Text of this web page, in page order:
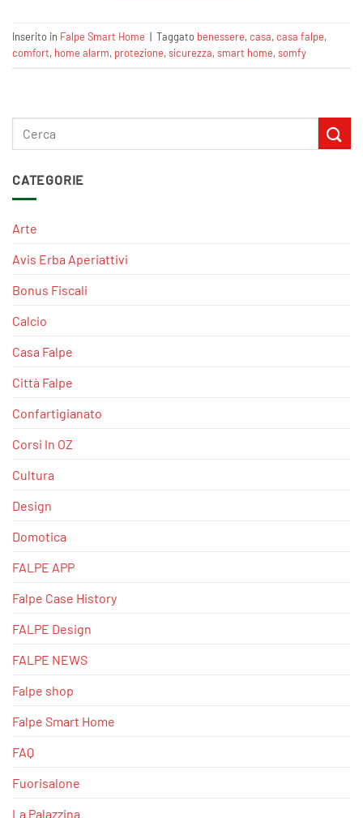
CATEGORIE
Arte
Avis Erba Aperiattivi
Bonus Fiscali
Calcio
Casa Falpe
Città Falpe
Confartigianato
Corsi In OZ
Cultura
Design
Domotica
FALPE APP
Falpe Case History
FALPE Design
FALPE NEWS
Falpe shop
Falpe Smart Home
FAQ
Fuorisalone
La Palazzina
Inserito in Falpe Smart Home | Taggato benessere,casa,casa falpe,
comfort, home alarm, protezione,sicurezza,smart home,somfy